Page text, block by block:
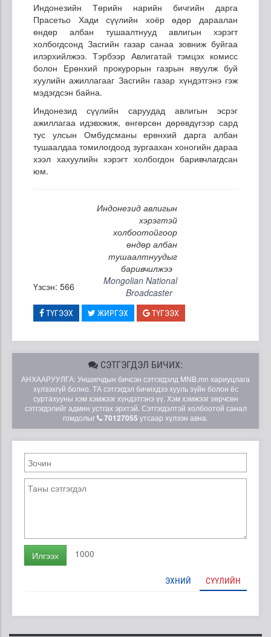
Индонезийн Төрийн нарийн бичгийн дарга
Прасетьо Хади сүүлийн хоёр өдөр дараалан
өндөр албан тушаалтнууд авлигын хэрэгт
холбогдсонд Засгийн газар санаа зовниж буйгаа
илэрхийлжээ. Тэрбээр Авлигатай тэмцэх комисс
болон Ерөнхий прокурорын газрын явуулж буй
хуулийн ажиллагааг Засгийн газар хүндэтгэнэ гэж
мэдэгдсэн байна.
Индонезид сүүлийн саруудад авлигын эсрэг
ажиллагаа идэвхжиж, өнгөрсөн дөрөвдүгээр сард
тус улсын Омбудсманы ерөнхий дарга албан
тушаалдаа томилогдоод зургаахан хоногийн дараа
хээл хахуулийн хэрэгт холбогдон баривчлагдсан
юм.
Индонезид авлигын
хэрэгтэй
холбоотойгоор
өндөр албан
тушаалтнуудыг
баривчилжээ
Үзсэн: 566
Mongolian National
Broadcaster
ТҮГЭЭХ ЖИРГЭХ ТҮГЭЭХ
СЭТГЭГДЭЛ БИЧИХ:
АНХААРУУЛГА: Уншигчдын бичсэн сэтгэгдэлд MNB.mn хариуцлага
хүлээхгүй болно. ТА сэтгэгдэл бичихдээ хууль зүйн болон ёс
суртахууны хэм хэмжээг хүндэтгэнэ үү. Хэм хэмжээг зөрчсөн
сэтгэгдэлийг админ устгах эрхтэй. Сэтгэгдэлтэй холбоотой санал
гомдолыг
70127055 утсаар хүлээн авна.
Илгээх 1000
ЭХНИЙ СҮҮЛИЙН